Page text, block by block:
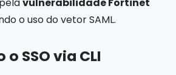
o uso do vetor SAML.
SSO via CLI